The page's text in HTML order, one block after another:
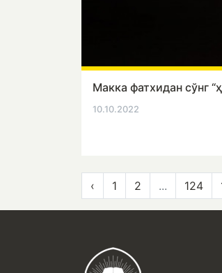
Макка фатхидан сўнг
10.10.2022
‹ 1 2 ... 124